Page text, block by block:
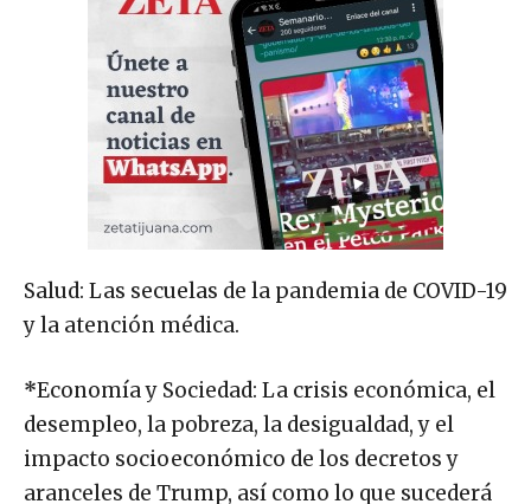
Salud: Las secuelas de la pandemia de COVID-19
y la atención médica.
*Economía y Sociedad: La crisis económica, el
desempleo, la pobreza, la desigualdad, y el
impacto socioeconómico de los decretos y
aranceles de Trump, así como lo que sucederá